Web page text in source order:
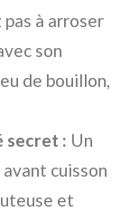
pas à arroser
son
de bouillon,
secret : Un
cuisson
et